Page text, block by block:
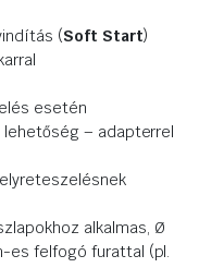
(Soft Start)
esetén
– adapterrel
alkalmas, Ø
es felfogó furattal (pl.